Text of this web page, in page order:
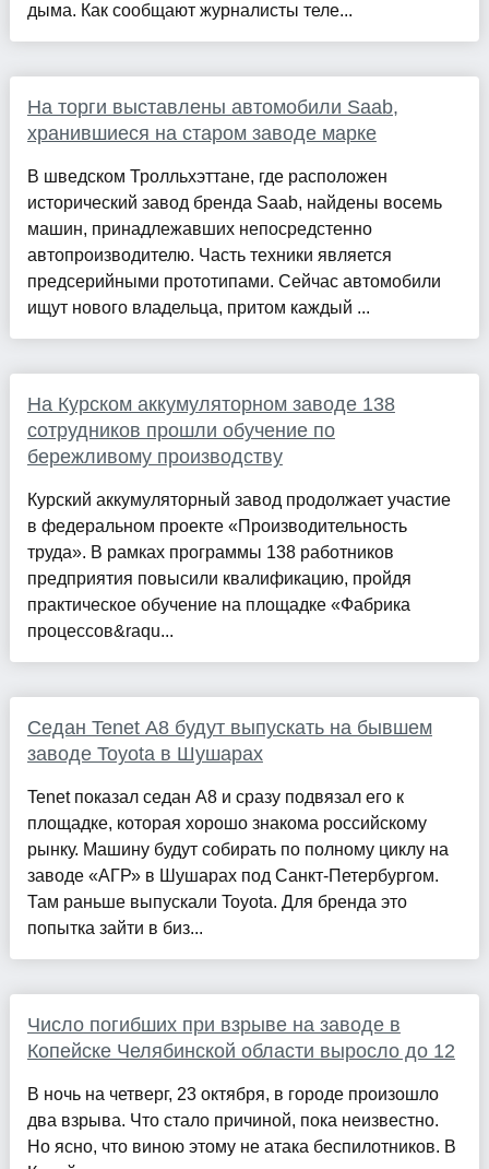
дыма. Как сообщают журналисты теле...
На торги выставлены автомобили Saab,
хранившиеся на старом заводе марке
В шведском Тролльхэттане, где расположен
исторический завод бренда Saab, найдены восемь
машин, принадлежавших непосредстенно
автопроизводителю. Часть техники является
предсерийными прототипами. Сейчас автомобили
ищут нового владельца, притом каждый ...
На Курском аккумуляторном заводе 138
сотрудников прошли обучение по
бережливому производству
Курский аккумуляторный завод продолжает участие
в федеральном проекте «Производительность
труда». В рамках программы 138 работников
предприятия повысили квалификацию, пройдя
практическое обучение на площадке «Фабрика
процессов&raqu...
Седан Tenet A8 будут выпускать на бывшем
заводе Toyota в Шушарах
Tenet показал седан A8 и сразу подвязал его к
площадке, которая хорошо знакома российскому
рынку. Машину будут собирать по полному циклу на
заводе «АГР» в Шушарах под Санкт-Петербургом.
Там раньше выпускали Toyota. Для бренда это
попытка зайти в биз...
Число погибших при взрыве на заводе в
Копейске Челябинской области выросло до 12
В ночь на четверг, 23 октября, в городе произошло
два взрыва. Что стало причиной, пока неизвестно.
Но ясно, что виною этому не атака беспилотников. В